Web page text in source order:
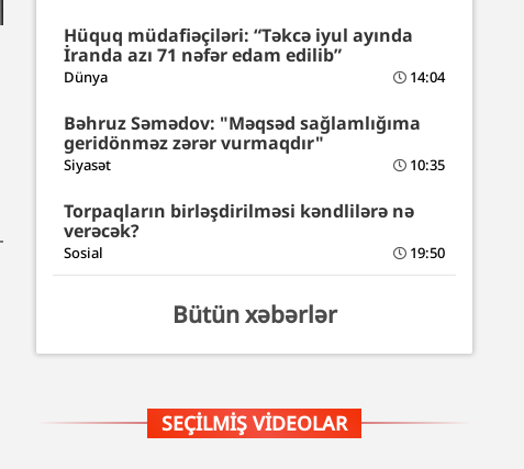
Hüquq müdafiəçiləri: “Təkcə iyul ayında
İranda azı 71 nəfər edam edilib”
Dünya 14:04
Bəhruz Səmədov: "Məqsəd sağlamlığıma
geridönməz zərər vurmaqdır"
Siyasət 10:35
Torpaqların birləşdirilməsi kəndlilərə nə
verəcək?
Sosial 19:50
Bütün xəbərlər
SEÇILMIŞ VIDEOLAR